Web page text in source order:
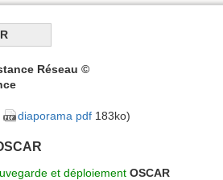
Réseau ©
diaporama pdf 183ko)
et déploiement OSCAR